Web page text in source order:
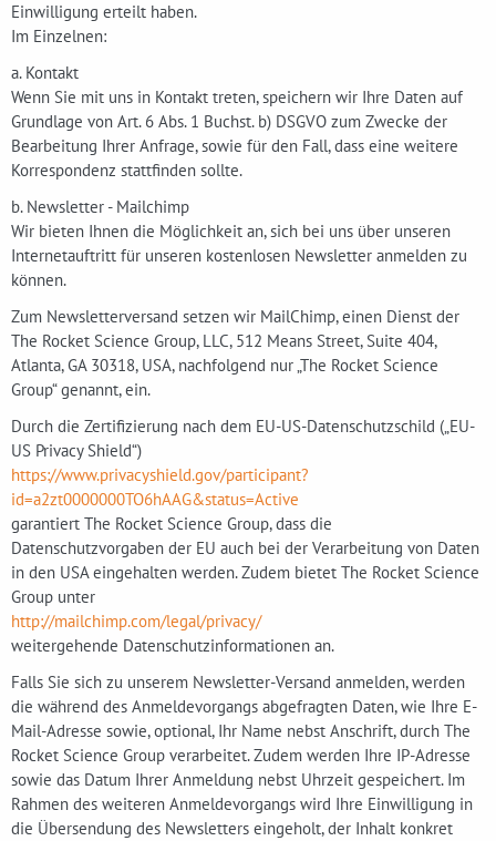
Einwilligung erteilt haben.
Im Einzelnen:
a. Kontakt
Wenn Sie mit uns in Kontakt treten, speichern wir Ihre Daten auf
Grundlage von Art. 6 Abs. 1 Buchst. b) DSGVO zum Zwecke der
Bearbeitung Ihrer Anfrage, sowie für den Fall, dass eine weitere
Korrespondenz stattfinden sollte.
b. Newsletter - Mailchimp
Wir bieten Ihnen die Möglichkeit an, sich bei uns über unseren
Internetauftritt für unseren kostenlosen Newsletter anmelden zu
können.
Zum Newsletterversand setzen wir MailChimp, einen Dienst der
The Rocket Science Group, LLC, 512 Means Street, Suite 404,
Atlanta, GA 30318, USA, nachfolgend nur „The Rocket Science
Group“ genannt, ein.
Durch die Zertifizierung nach dem EU-US-Datenschutzschild („EU-
US Privacy Shield“)
https://www.privacyshield.gov/participant?
id=a2zt0000000TO6hAAG&status=Active
garantiert The Rocket Science Group, dass die
Datenschutzvorgaben der EU auch bei der Verarbeitung von Daten
in den USA eingehalten werden. Zudem bietet The Rocket Science
Group unter
http://mailchimp.com/legal/privacy/
weitergehende Datenschutzinformationen an.
Falls Sie sich zu unserem Newsletter-Versand anmelden, werden
die während des Anmeldevorgangs abgefragten Daten, wie Ihre E-
Mail-Adresse sowie, optional, Ihr Name nebst Anschrift, durch The
Rocket Science Group verarbeitet. Zudem werden Ihre IP-Adresse
sowie das Datum Ihrer Anmeldung nebst Uhrzeit gespeichert. Im
Rahmen des weiteren Anmeldevorgangs wird Ihre Einwilligung in
die Übersendung des Newsletters eingeholt, der Inhalt konkret